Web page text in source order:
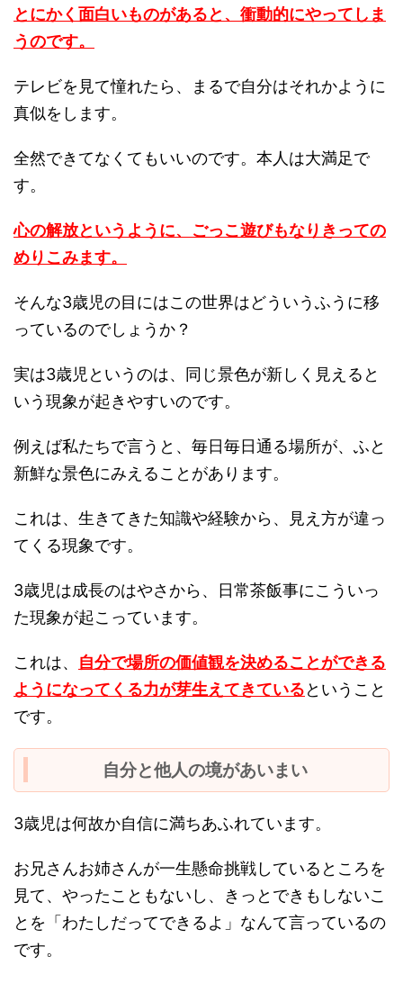
とにかく面白いものがあると、衝動的にやってしま
うのです。
テレビを見て憧れたら、まるで自分はそれかように
真似をします。
全然できてなくてもいいのです。本人は大満足で
す。
心の解放というように、ごっこ遊びもなりきっての
めりこみます。
そんな3歳児の目にはこの世界はどういうふうに移
っているのでしょうか？
実は3歳児というのは、同じ景色が新しく見えると
いう現象が起きやすいのです。
例えば私たちで言うと、毎日毎日通る場所が、ふと
新鮮な景色にみえることがあります。
これは、生きてきた知識や経験から、見え方が違っ
てくる現象です。
3歳児は成長のはやさから、日常茶飯事にこういっ
た現象が起こっています。
これは、 自分で場所の価値観を決めることができる
ようになってくる力が芽生えてきているということ
です。
自分と他人の境があいまい
3歳児は何故か自信に満ちあふれています。
お兄さんお姉さんが一生懸命挑戦しているところを
見て、やったこともないし、きっとできもしないこ
とを「わたしだってできるよ」なんて言っているの
です。